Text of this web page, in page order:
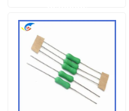
Nouvelles
Les affaires
Thermistance de ptc